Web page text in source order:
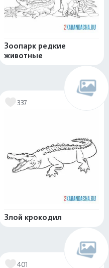
Зоопарк редкие
животные
337
Злой крокодил
401